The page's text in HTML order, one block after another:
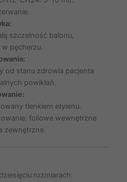
szczelność balonu,
pęcherzu.
od stanu zdrowia pacjenta
powikłań.
tlenkiem etylenu.
foliowe wewnętrzne
zewnętrzne.
rozmiarach: